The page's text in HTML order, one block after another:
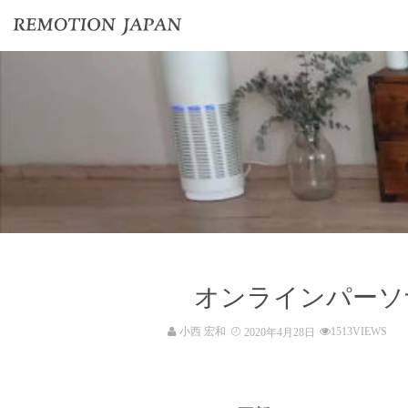
オンラインパー
小西 宏和 2020年4月28日 1513VIEWS